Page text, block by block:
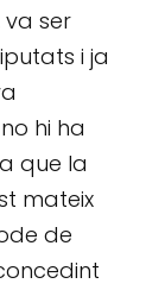
va ser
i ja
hi ha
que la
mateix
de